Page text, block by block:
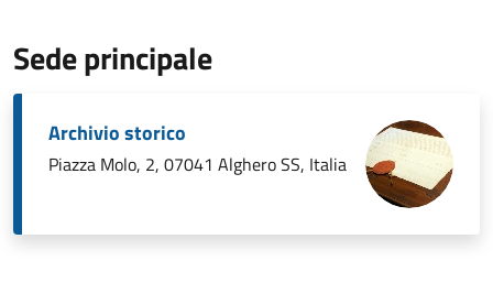
Sede principale
Archivio storico
Piazza Molo, 2, 07041 Alghero SS, Italia